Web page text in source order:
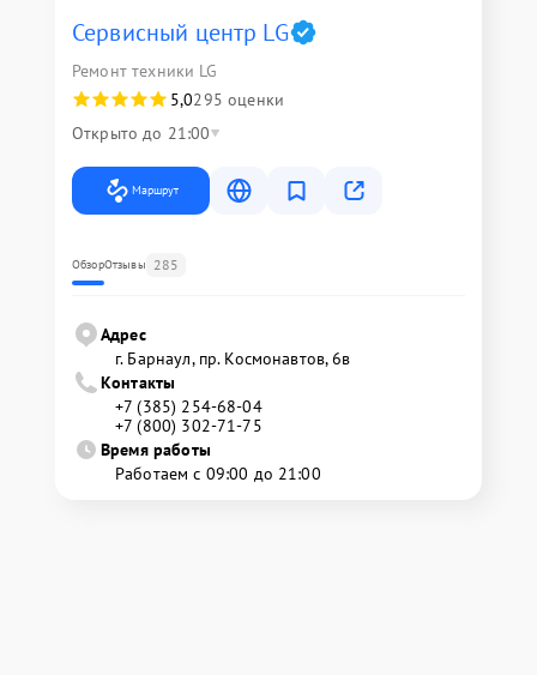
Сервисный центр LG
Ремонт техники LG
5,0295 оценки
Открыто до 21:00
Маршрут
ОбзорОтзывы 285
Адрес
г. Барнаул, ​пр. Космонавтов, 6в
Контакты
+7 (385) 254-68-04
+7 (800) 302-71-75
Время работы
Работаем с 09:00 до 21:00